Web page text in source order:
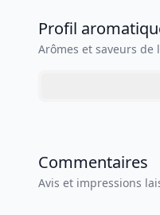
Profil
Arômes et saveurs
Commentaires
Avis et impressions